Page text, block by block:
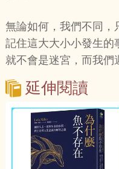
無論如何，我們不同，
記住這大大小小發生的
就不會是迷宮，而我們
延伸閱讀